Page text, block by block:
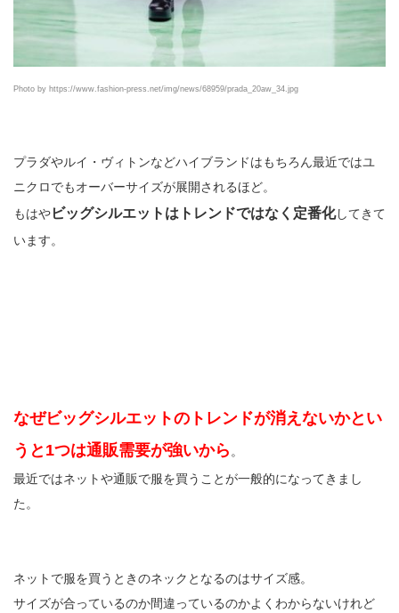
Photo by https://www.fashion-press.net/img/news/68959/prada_20aw_34.jpg
プラダやルイ・ヴィトンなどハイブランドはもちろん最近ではユ
ニクロでもオーバーサイズが展開されるほど。
もはやビッグシルエットはトレンドではなく定番化してきて
います。
なぜビッグシルエットのトレンドが消えないかとい
うと1つは通販需要が強いから。
最近ではネットや通販で服を買うことが一般的になってきまし
た。
ネットで服を買うときのネックとなるのはサイズ感。
サイズが合っているのか間違っているのかよくわからないけれど